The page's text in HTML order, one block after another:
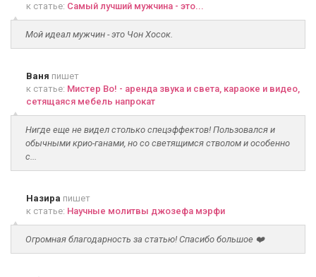
к статье: Самый лучший мужчина - это...
Мой идеал мужчин - это Чон Хосок.
Ваня пишет
к статье: Мистер Во! - аренда звука и света, караоке и видео,
сетящаяся мебель напрокат
Нигде еще не видел столько спецэффектов! Пользовался и
обычными крио-ганами, но со светящимся стволом и особенно
с...
Назира пишет
к статье: Научные молитвы джозефа мэрфи
Огромная благодарность за статью! Спасибо большое ❤️